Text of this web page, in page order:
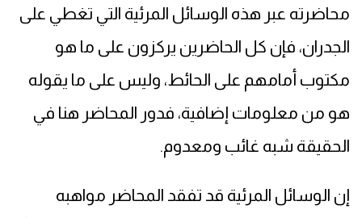
محاضرته عبر هذه الوسائل المرئية التي تغطي على
الجدران، فإن كل الحاضرين يركزون على ما هو
مكتوب أمامهم على الحائط، وليس على ما يقوله
هو من معلومات إضافية، فدور المحاضر هنا في
الحقيقة شبه غائب ومعدوم.
إن الوسائل المرئية قد تفقد المحاضر مواهبه